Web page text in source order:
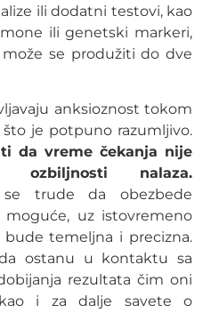
ili dodatni testovi, kao
ili genetski markeri,
se produžiti do dve
anksioznost tokom
je potpuno razumljivo.
da vreme čekanja nije
ozbiljnosti nalaza.
se trude da obezbede
uz istovremeno
bude temeljna i precizna.
ostanu u kontaktu sa
rezultata čim oni
i za dalje savete o